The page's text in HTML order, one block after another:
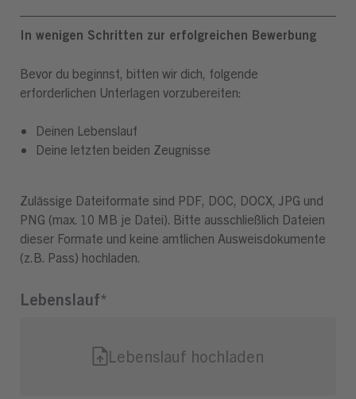
In wenigen Schritten zur erfolgreichen Bewerbung
Bevor du beginnst, bitten wir dich, folgende
erforderlichen Unterlagen vorzubereiten:
Deinen Lebenslauf
Deine letzten beiden Zeugnisse
Zulässige Dateiformate sind PDF, DOC, DOCX, JPG und
PNG (max. 10 MB je Datei). Bitte ausschließlich Dateien
dieser Formate und keine amtlichen Ausweisdokumente
(z.B. Pass) hochladen.